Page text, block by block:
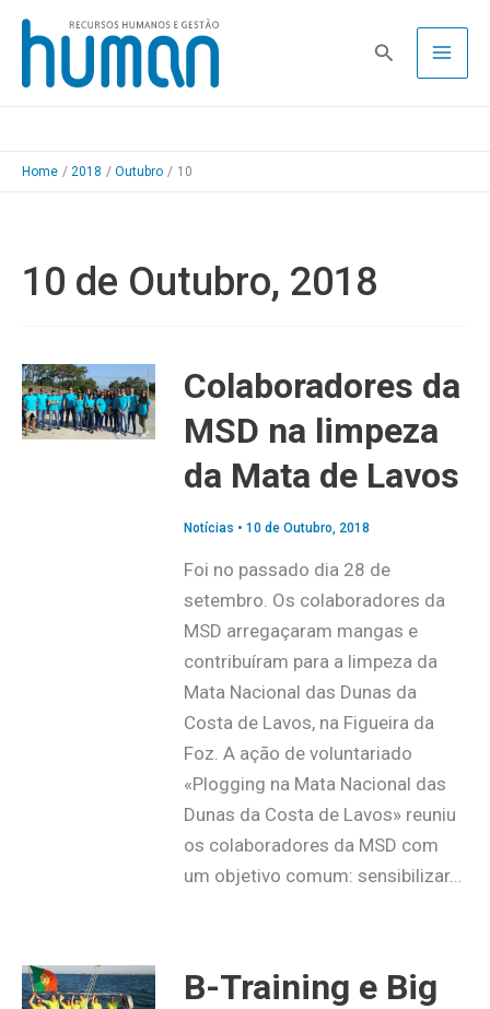
Skip
content
Pesquisa
Home 2018 Outubro 10
10 de Outubro, 2018
Colaboradores da
MSD na limpeza
da Mata de Lavos
Notícias • 10 de Outubro, 2018
Foi no passado dia 28 de
setembro. Os colaboradores da
MSD arregaçaram mangas e
contribuíram para a limpeza da
Mata Nacional das Dunas da
Costa de Lavos, na Figueira da
Foz. A ação de voluntariado
«Plogging na Mata Nacional das
Dunas da Costa de Lavos» reuniu
os colaboradores da MSD com
um objetivo comum: sensibilizar…
B-Training e Big